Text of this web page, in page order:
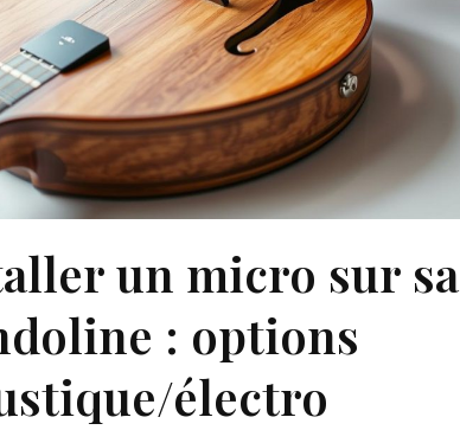
un micro sur sa
: options
électro